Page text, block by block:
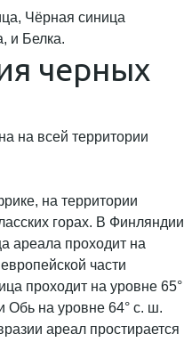
Чёрная синица
и Белка.
черных
на всей территории
на территории
горах. В Финляндии
ареала проходит на
части
проходит на уровне 65°
Обь на уровне 64° с. ш.
ареал простирается